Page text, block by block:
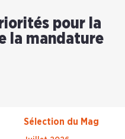
pour la
la mandature
Sélection du Mag